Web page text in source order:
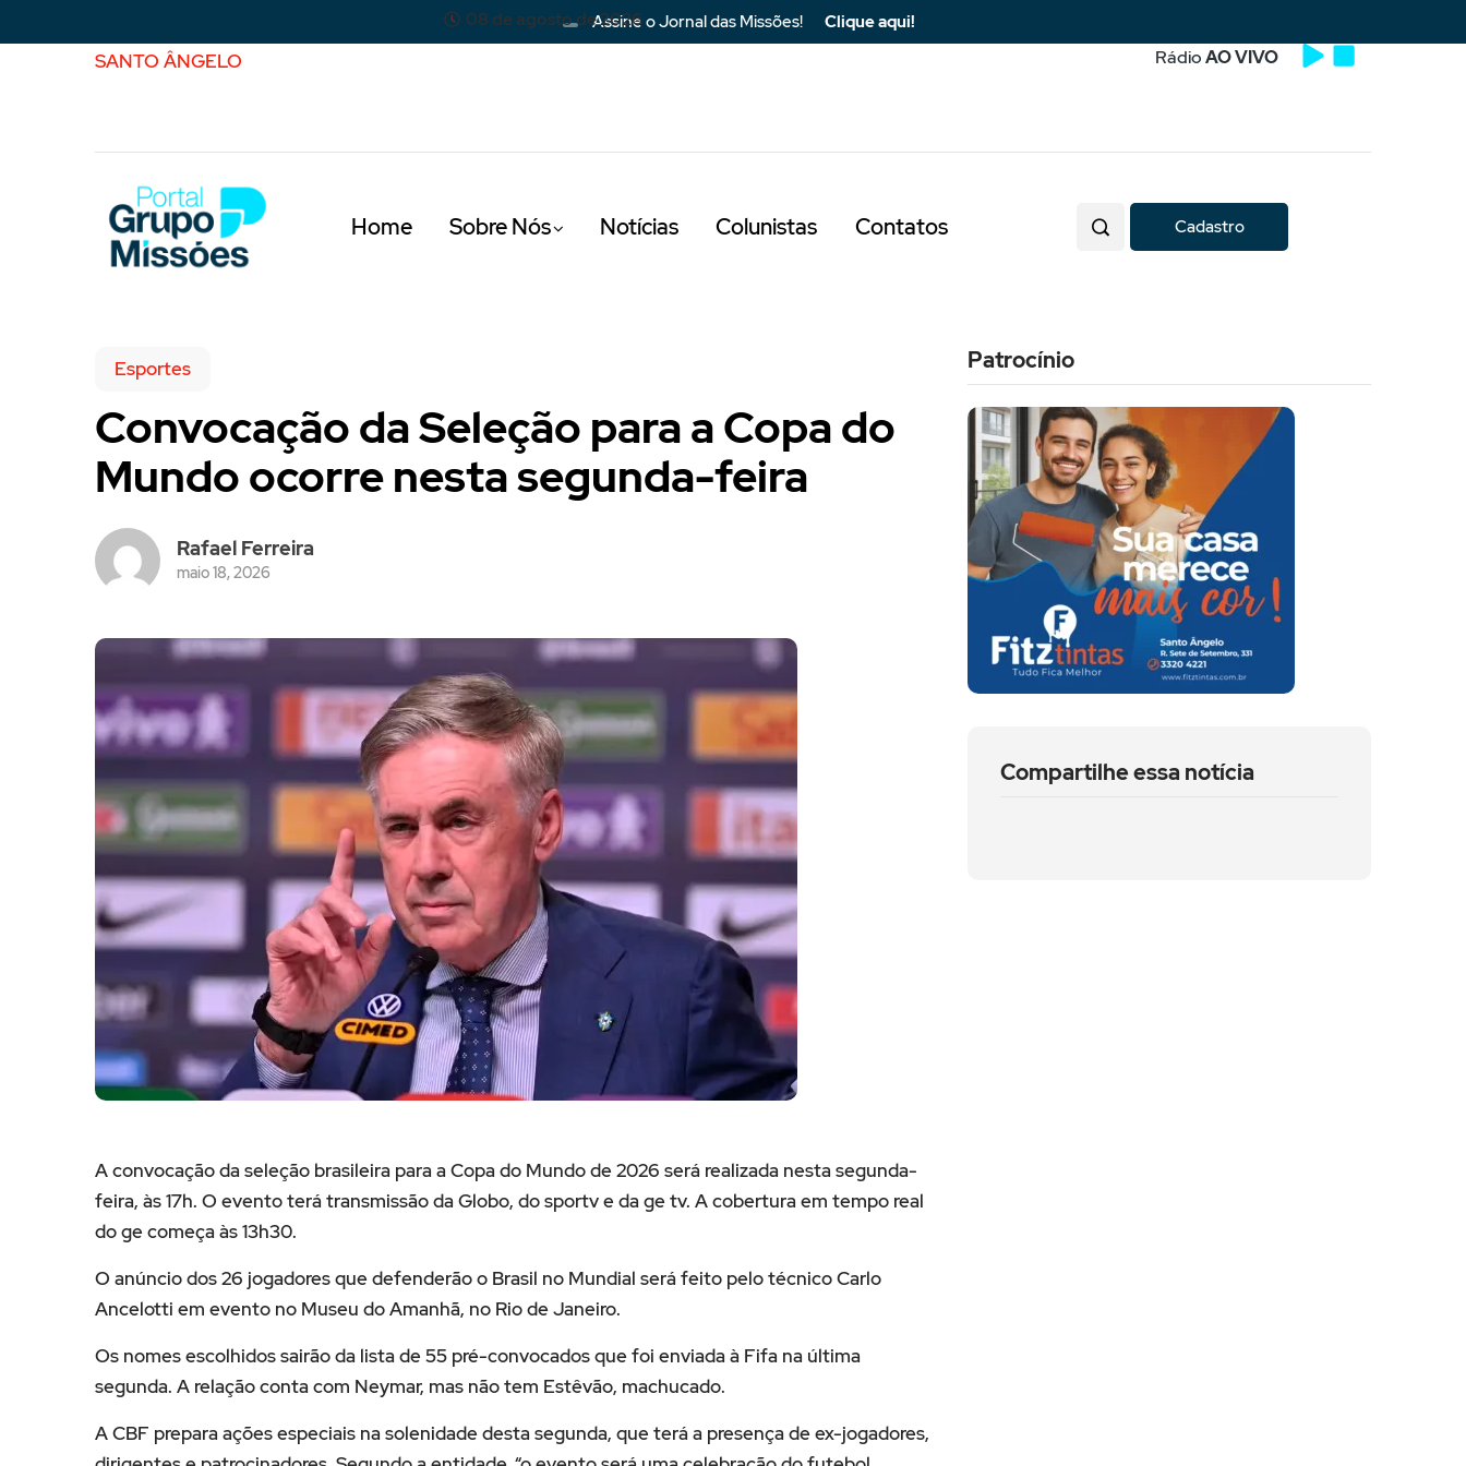
Assine o Jornal das Missões! Clique aqui!
SANTO ÂNGELO
08 de agosto de 2026
RádioAO VIVO
Home Sobre Nós Notícias Colunistas Contatos Cadastro
Esportes
Convocação da Seleção para a Copa do
Mundo ocorre nesta segunda-feira
Rafael Ferreira
maio 18, 2026
A convocação da seleção brasileira para a Copa do Mundo de 2026 será realizada nesta segunda-
feira, às 17h. O evento terá transmissão da Globo, do sportv e da ge tv. A cobertura em tempo real
do ge começa às 13h30.
O anúncio dos 26 jogadores que defenderão o Brasil no Mundial será feito pelo técnico Carlo
Ancelotti em evento no Museu do Amanhã, no Rio de Janeiro.
Os nomes escolhidos sairão da lista de 55 pré-convocados que foi enviada à Fifa na última
segunda. A relação conta com Neymar, mas não tem Estêvão, machucado.
A CBF prepara ações especiais na solenidade desta segunda, que terá a presença de ex-jogadores,
Patrocínio
Compartilhe essa notícia